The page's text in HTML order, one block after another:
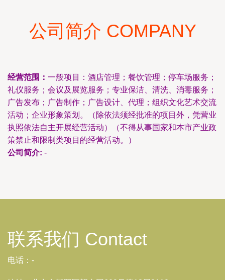
公司简介 COMPANY
经营范围： 一般项目：酒店管理；餐饮管理；停车场服务；
礼仪服务；会议及展览服务；专业保洁、清洗、消毒服务；
广告发布；广告制作；广告设计、代理；组织文化艺术交流
活动；企业形象策划。（除依法须经批准的项目外，凭营业
执照依法自主开展经营活动）（不得从事国家和本市产业政
策禁止和限制类项目的经营活动。）
公司简介: -
联系我们 Contact
电话：-